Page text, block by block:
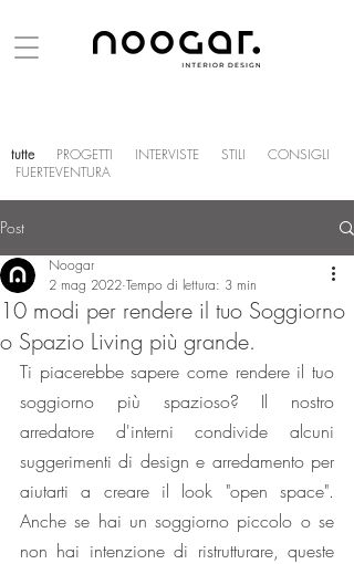
tutte PROGETTI INTERVISTE STILI
CONSIGLI
FUERTEVENTURA
Post
10 modi per rendere il tuo Soggiorno
o Spazio Living più grande.
Noogar
2 mag 2022 Tempo di lettura: 3 min
Ti piacerebbe sapere come rendere il tuo
soggiorno più spazioso? Il nostro
arredatore d'interni condivide alcuni
suggerimenti di design e arredamento per
aiutarti a creare il look "open space".
Anche se hai un soggiorno piccolo o se
non hai intenzione di ristrutturare, queste